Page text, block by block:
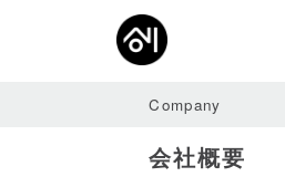
Company
会社概要